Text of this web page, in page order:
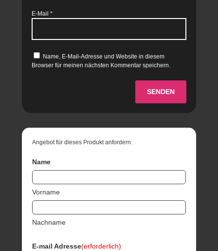
E-Mail *
Name, E-Mail-Adresse und Website in diesem
Browser für meinen nächsten Kommentar speichern.
SENDEN
Angebot für dieses Produkt anfordern:
Name
Vorname
Nachname
E-mail Adresse(erforderlich)